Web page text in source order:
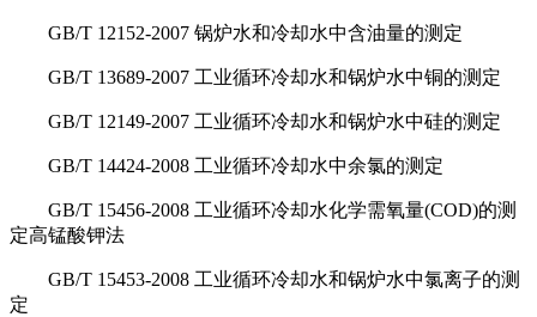
GB/T 12152-2007 锅炉水和冷却水中含油量的测定
GB/T 13689-2007 工业循环冷却水和锅炉水中铜的测定
GB/T 12149-2007 工业循环冷却水和锅炉水中硅的测定
GB/T 14424-2008 工业循环冷却水中余氯的测定
GB/T 15456-2008 工业循环冷却水化学需氧量(COD)的测
定高锰酸钾法
GB/T 15453-2008 工业循环冷却水和锅炉水中氯离子的测
定